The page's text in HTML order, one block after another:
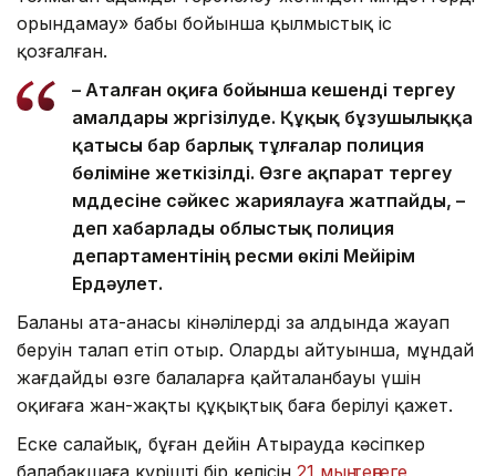
орындамау» бабы бойынша қылмыстық іс
қозғалған.
– Аталған оқиға бойынша кешенді тергеу
амалдары жүргізілуде. Құқық бұзушылыққа
қатысы бар барлық тұлғалар полиция
бөліміне жеткізілді. Өзге ақпарат тергеу
мүддесіне сәйкес жариялауға жатпайды, –
деп хабарлады облыстық полиция
департаментінің ресми өкілі Мейірім
Ердәулет.
Баланың ата-анасы кінәлілердің заң алдында жауап
беруін талап етіп отыр. Олардың айтуынша, мұндай
жағдайдың өзге балаларға қайталанбауы үшін
оқиғаға жан-жақты құқықтық баға берілуі қажет.
Еске салайық, бұған дейін Атырауда кәсіпкер
балабақшаға күріштің бір келісін 21 мың теңгеге